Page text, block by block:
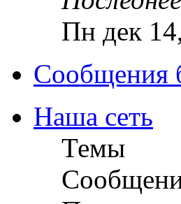
Пн дек
Сообщения
Наша сеть
Темы